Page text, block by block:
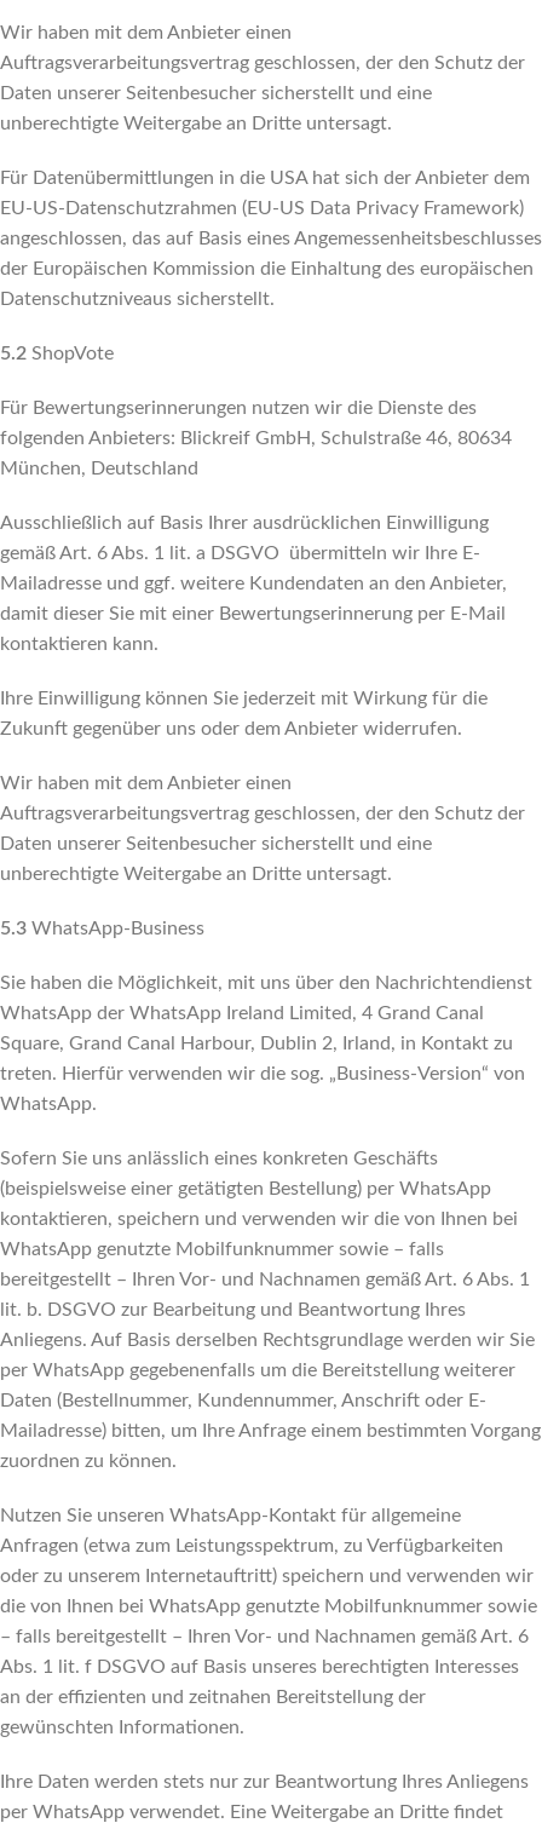
Wir haben mit dem Anbieter einen
Auftragsverarbeitungsvertrag geschlossen, der den Schutz der
Daten unserer Seitenbesucher sicherstellt und eine
unberechtigte Weitergabe an Dritte untersagt.
Für Datenübermittlungen in die USA hat sich der Anbieter dem
EU-US-Datenschutzrahmen (EU-US Data Privacy Framework)
angeschlossen, das auf Basis eines Angemessenheitsbeschlusses
der Europäischen Kommission die Einhaltung des europäischen
Datenschutzniveaus sicherstellt.
5.2 ShopVote
Für Bewertungserinnerungen nutzen wir die Dienste des
folgenden Anbieters: Blickreif GmbH, Schulstraße 46, 80634
München, Deutschland
Ausschließlich auf Basis Ihrer ausdrücklichen Einwilligung
gemäß Art. 6 Abs. 1 lit. a DSGVO übermitteln wir Ihre E-
Mailadresse und ggf. weitere Kundendaten an den Anbieter,
damit dieser Sie mit einer Bewertungserinnerung per E-Mail
kontaktieren kann.
Ihre Einwilligung können Sie jederzeit mit Wirkung für die
Zukunft gegenüber uns oder dem Anbieter widerrufen.
Wir haben mit dem Anbieter einen
Auftragsverarbeitungsvertrag geschlossen, der den Schutz der
Daten unserer Seitenbesucher sicherstellt und eine
unberechtigte Weitergabe an Dritte untersagt.
5.3 WhatsApp-Business
Sie haben die Möglichkeit, mit uns über den Nachrichtendienst
WhatsApp der WhatsApp Ireland Limited, 4 Grand Canal
Square, Grand Canal Harbour, Dublin 2, Irland, in Kontakt zu
treten. Hierfür verwenden wir die sog. „Business-Version“ von
WhatsApp.
Sofern Sie uns anlässlich eines konkreten Geschäfts
(beispielsweise einer getätigten Bestellung) per WhatsApp
kontaktieren, speichern und verwenden wir die von Ihnen bei
WhatsApp genutzte Mobilfunknummer sowie – falls
bereitgestellt – Ihren Vor- und Nachnamen gemäß Art. 6 Abs. 1
lit. b. DSGVO zur Bearbeitung und Beantwortung Ihres
Anliegens. Auf Basis derselben Rechtsgrundlage werden wir Sie
per WhatsApp gegebenenfalls um die Bereitstellung weiterer
Daten (Bestellnummer, Kundennummer, Anschrift oder E-
Mailadresse) bitten, um Ihre Anfrage einem bestimmten Vorgang
zuordnen zu können.
Nutzen Sie unseren WhatsApp-Kontakt für allgemeine
Anfragen (etwa zum Leistungsspektrum, zu Verfügbarkeiten
oder zu unserem Internetauftritt) speichern und verwenden wir
die von Ihnen bei WhatsApp genutzte Mobilfunknummer sowie
– falls bereitgestellt – Ihren Vor- und Nachnamen gemäß Art. 6
Abs. 1 lit. f DSGVO auf Basis unseres berechtigten Interesses
an der effizienten und zeitnahen Bereitstellung der
gewünschten Informationen.
Ihre Daten werden stets nur zur Beantwortung Ihres Anliegens
per WhatsApp verwendet. Eine Weitergabe an Dritte findet